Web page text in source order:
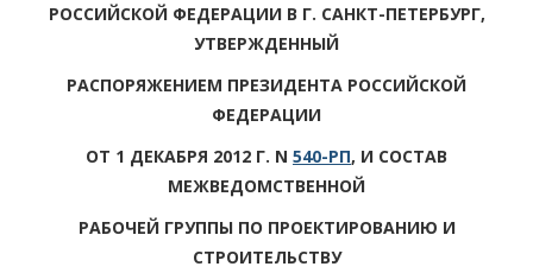
РОССИЙСКОЙ ФЕДЕРАЦИИ В Г. САНКТ-ПЕТЕРБУРГ,
УТВЕРЖДЕННЫЙ
РАСПОРЯЖЕНИЕМ ПРЕЗИДЕНТА РОССИЙСКОЙ
ФЕДЕРАЦИИ
ОТ 1 ДЕКАБРЯ 2012 Г. N 540-РП, И СОСТАВ
МЕЖВЕДОМСТВЕННОЙ
РАБОЧЕЙ ГРУППЫ ПО ПРОЕКТИРОВАНИЮ И
СТРОИТЕЛЬСТВУ